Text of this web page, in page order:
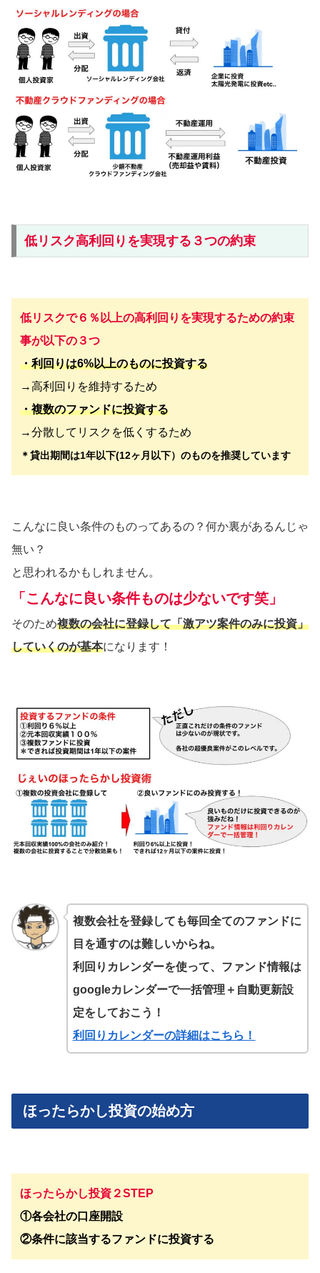
低リスク高利回りを実現する３つの約束
低リスクで６％以上の高利回りを実現するための約束
事が以下の３つ
・利回りは6%以上のものに投資する
→高利回りを維持するため
・複数のファンドに投資する
→分散してリスクを低くするため
＊貸出期間は1年以下(12ヶ月以下）のものを推奨しています
こんなに良い条件のものってあるの？何か裏があるんじゃ
無い？
と思われるかもしれません。
「こんなに良い条件ものは少ないです笑」
そのため複数の会社に登録して「激アツ案件のみに投資」
していくのが基本になります！
複数会社を登録しても毎回全てのファンドに
目を通すのは難しいからね。
利回りカレンダーを使って、ファンド情報は
googleカレンダーで一括管理＋自動更新設
定をしておこう！
利回りカレンダーの詳細はこちら！
ほったらかし投資の始め方
ほったらかし投資２STEP
①各会社の口座開設
②条件に該当するファンドに投資する